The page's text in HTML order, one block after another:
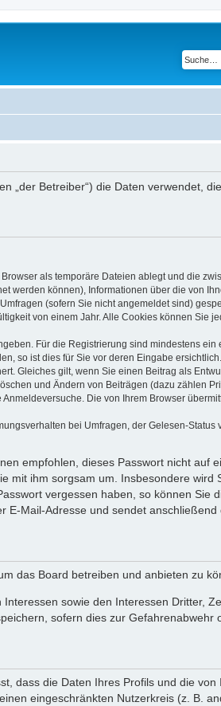
„der Betreiber“) die Daten verwendet,
als temporäre Dateien ablegt und die
werden können), Informationen über die von
(sofern Sie nicht angemeldet sind)
von einem Jahr. Alle Cookies können Sie
Für die Registrierung sind mindestens ein
so ist dies für Sie vor deren Eingabe ersichtlich.
Gleiches gilt, wenn Sie einen Beitrag als
und Ändern von Beiträgen (dazu zählen
Die von Ihrem Browser
bei Umfragen, der Gelesen-Status
empfohlen, dieses Passwort nicht auf
mit ihm sorgsam um. Insbesondere wird
vergessen haben, so können Sie
E-Mail-Adresse und sendet
das Board betreiben und anbieten zu
sowie den Interessen Dritter,
sofern dies zur Gefahrenabwehr
dass die Daten Ihres Profils und die
eingeschränkten Nutzerkreis (z. B.